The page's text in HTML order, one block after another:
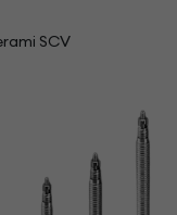
SCV